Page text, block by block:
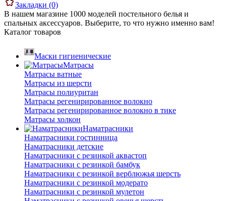
Закладки (0)
В нашем магазине 1000 моделей постельного белья и
спальных аксессуаров. Выберите, то что нужно именно вам!
Каталог товаров
Маски гигиенические
Матрасы
Матрасы ватные
Матрасы из шерсти
Матрасы полиуритан
Матрасы регенирированное волокно
Матрасы регенирированное волокно в тике
Матрасы холкон
Наматрасники
Наматрасники гостинница
Наматрасники детские
Наматрасники с резинкой аквастоп
Наматрасники с резинкой бамбук
Наматрасники с резинкой верблюжья шерсть
Наматрасники с резинкой модерато
Наматрасники с резинкой мулетон